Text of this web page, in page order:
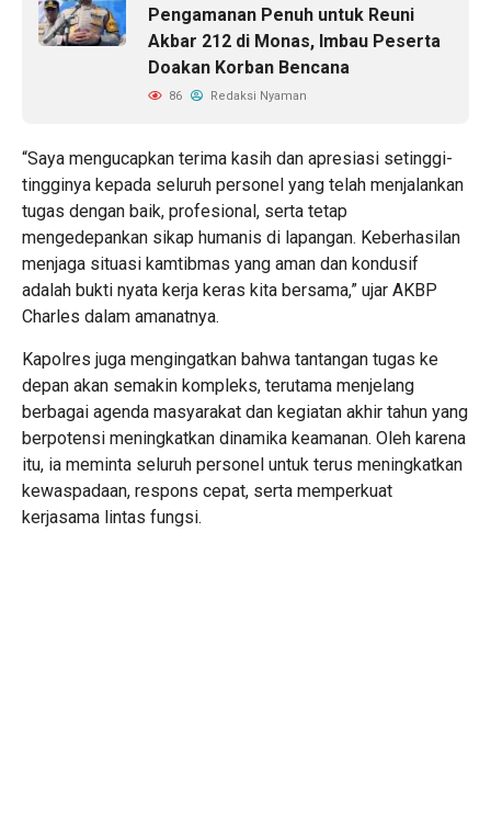
Pengamanan Penuh untuk Reuni
Akbar 212 di Monas, Imbau Peserta
Doakan Korban Bencana
86 Redaksi Nyaman
“Saya mengucapkan terima kasih dan apresiasi setinggi-
tingginya kepada seluruh personel yang telah menjalankan
tugas dengan baik, profesional, serta tetap
mengedepankan sikap humanis di lapangan. Keberhasilan
menjaga situasi kamtibmas yang aman dan kondusif
adalah bukti nyata kerja keras kita bersama,” ujar AKBP
Charles dalam amanatnya.
Kapolres juga mengingatkan bahwa tantangan tugas ke
depan akan semakin kompleks, terutama menjelang
berbagai agenda masyarakat dan kegiatan akhir tahun yang
berpotensi meningkatkan dinamika keamanan. Oleh karena
itu, ia meminta seluruh personel untuk terus meningkatkan
kewaspadaan, respons cepat, serta memperkuat
kerjasama lintas fungsi.